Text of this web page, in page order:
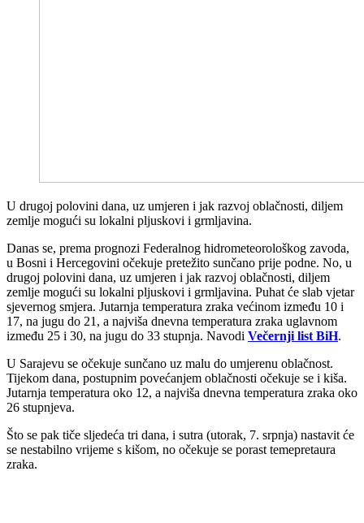
U drugoj polovini dana, uz umjeren i jak razvoj oblačnosti, diljem
zemlje mogući su lokalni pljuskovi i grmljavina.
Danas se, prema prognozi Federalnog hidrometeorološkog zavoda,
u Bosni i Hercegovini očekuje pretežito sunčano prije podne. No, u
drugoj polovini dana, uz umjeren i jak razvoj oblačnosti, diljem
zemlje mogući su lokalni pljuskovi i grmljavina. Puhat će slab vjetar
sjevernog smjera. Jutarnja temperatura zraka većinom između 10 i
17, na jugu do 21, a najviša dnevna temperatura zraka uglavnom
između 25 i 30, na jugu do 33 stupnja. Navodi Večernji list BiH.
U Sarajevu se očekuje sunčano uz malu do umjerenu oblačnost.
Tijekom dana, postupnim povećanjem oblačnosti očekuje se i kiša.
Jutarnja temperatura oko 12, a najviša dnevna temperatura zraka oko
26 stupnjeva.
Što se pak tiče sljedeća tri dana, i sutra (utorak, 7. srpnja) nastavit će
se nestabilno vrijeme s kišom, no očekuje se porast temepretaura
zraka.